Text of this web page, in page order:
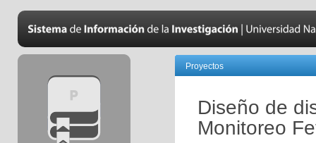
Proyectos
Diseño de
Monitoreo